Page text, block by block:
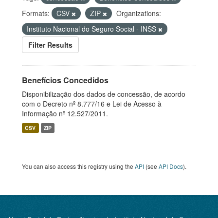
Formats:
CSV ZIP
Organizations:
Instituto Nacional do Seguro Social - INSS
Filter Results
Benefícios Concedidos
Disponibilização dos dados de concessão, de acordo
com o Decreto nº 8.777/16 e Lei de Acesso à
Informação nº 12.527/2011.
CSV ZIP
You can also access this registry using the API (see API Docs).